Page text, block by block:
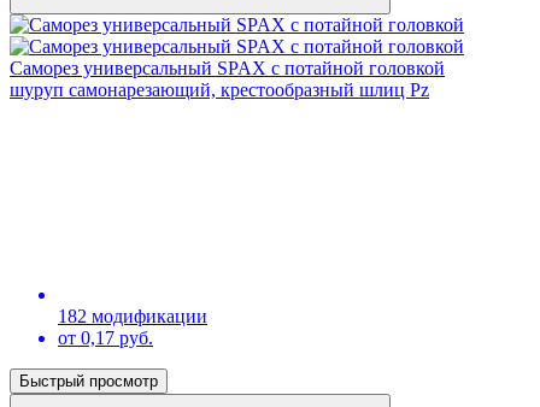
Саморез универсальный SPAX с потайной головкой
шуруп самонарезающий, крестообразный шлиц Pz
182 модификации
от 0,17 руб.
Быстрый просмотр